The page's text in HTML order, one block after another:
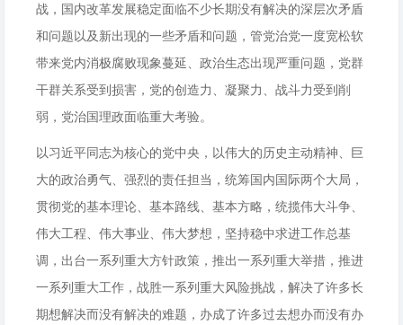
战，国内改革发展稳定面临不少长期没有解决的深层次矛盾
和问题以及新出现的一些矛盾和问题，管党治党一度宽松软
带来党内消极腐败现象蔓延、政治生态出现严重问题，党群
干群关系受到损害，党的创造力、凝聚力、战斗力受到削
弱，党治国理政面临重大考验。
以习近平同志为核心的党中央，以伟大的历史主动精神、巨
大的政治勇气、强烈的责任担当，统筹国内国际两个大局，
贯彻党的基本理论、基本路线、基本方略，统揽伟大斗争、
伟大工程、伟大事业、伟大梦想，坚持稳中求进工作总基
调，出台一系列重大方针政策，推出一系列重大举措，推进
一系列重大工作，战胜一系列重大风险挑战，解决了许多长
期想解决而没有解决的难题，办成了许多过去想办而没有办